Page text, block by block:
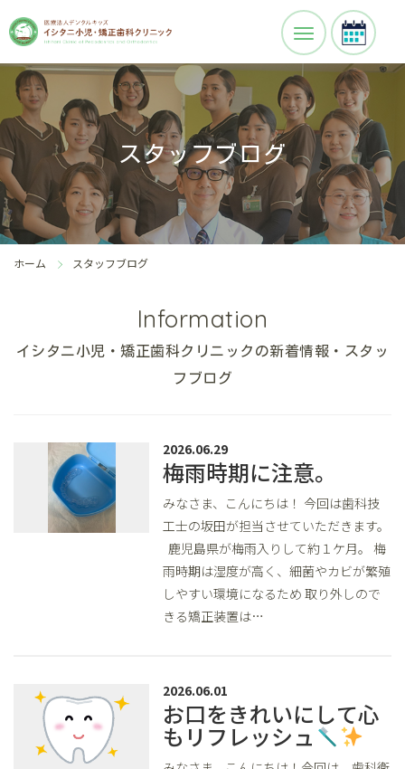
スタッフブログ
ホーム スタッフブログ
Information
イシタニ小児・矯正歯科クリニックの新着情報・スタッ
フブログ
2026.06.29
梅雨時期に注意。
みなさま、こんにちは！ 今回は歯科技
工士の坂田が担当させていただきます。
鹿児島県が梅雨入りして約１ケ月。 梅
雨時期は湿度が高く、細菌やカビが繁殖
しやすい環境になるため 取り外しので
きる矯正装置は…
2026.06.01
お口をきれいにして心
もリフレッシュ